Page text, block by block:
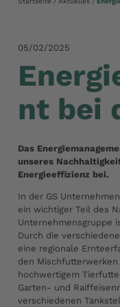
05/02/2025
nt bei
Das
unseres
Energieeffizienz bei.
In der GS
ein wichtiger Teil des
Unternehmensgruppe
Durch die
eine regionale
den
hochwertigem
Garten- und
verschiedenen